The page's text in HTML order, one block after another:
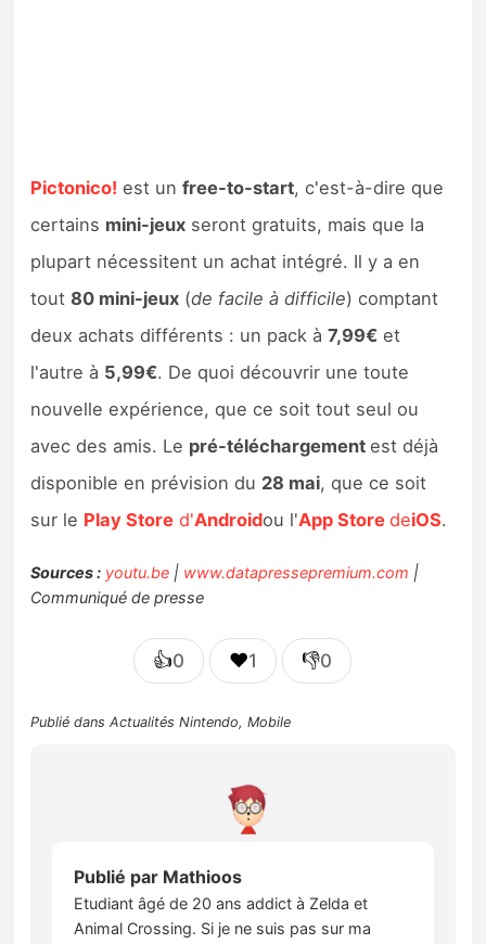
Pictonico! est unfree-to-start, c'est-à-dire que
certains mini-jeux seront gratuits, mais que la
plupart nécessitent un achat intégré. Il y a en
tout80 mini-jeux (de facile à difficile) comptant
deux achats différents : un pack à7,99€ et
l'autre à 5,99€. De quoi découvrir une toute
nouvelle expérience, que ce soit tout seul ou
avec des amis. Le pré-téléchargementest déjà
disponible en prévision du 28 mai, que ce soit
sur le Play Store d'Androidou l'App StoredeiOS.
Sources : youtu.be | www.datapressepremium.com |
Communiqué de presse
👍0 ❤️1 👎0
Publié dansActualités Nintendo,Mobile
Publié par Mathioos
Etudiant âgé de 20 ans addict à Zelda et
Animal Crossing. Si je ne suis pas sur ma